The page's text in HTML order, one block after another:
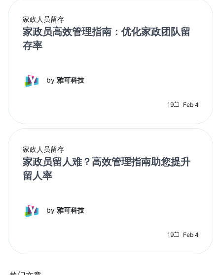
家政人员留存
家政员高效管理指南：优化家政团队留
存率
by 雅可科技
19 Feb 4
家政人员留存
家政员留人难？高效管理指南助您提升
留人率
by 雅可科技
19 Feb 4